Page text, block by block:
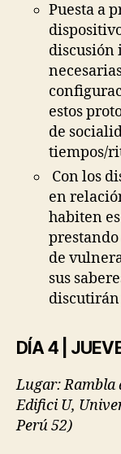
Puesta a
discusión
estos
de
tiempos/
Con los
en
habiten
de
sus
discutirán
DÍA 4 |
Lugar: Rambla
Edifici U,
Perú 52)